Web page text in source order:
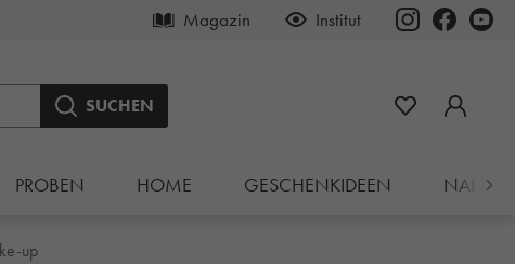
Magazin Institut
SUCHEN
PROBEN HOME GESCHENKIDEEN
up